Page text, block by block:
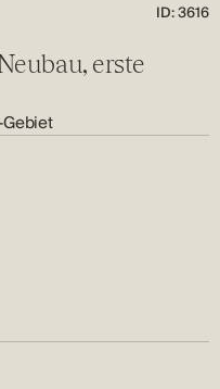
ID: 3616
erste